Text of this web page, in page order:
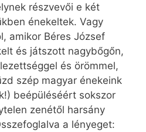
részvevői e két
énekeltek. Vagy
amikor Béres József
és játszott nagybőgőn,
és örömmel,
szép magyar énekeink
beépüléséért sokszor
zenétől harsány
a lényeget: